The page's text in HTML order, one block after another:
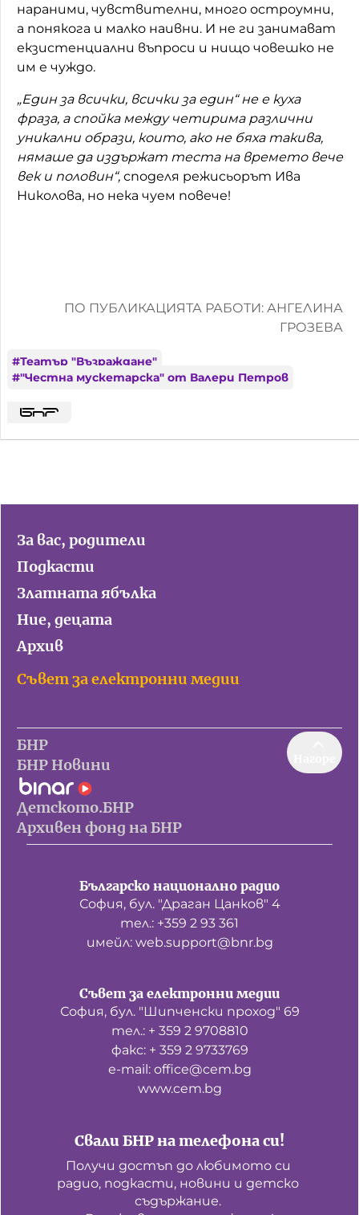
нараними, чувствителни, много остроумни,
а понякога и малко наивни. И не ги занимават
екзистенциални въпроси и нищо човешко не
им е чуждо.
„Един за всички, всички за един“ не е куха
фраза, а спойка между четирима различни
уникални образи, които, ако не бяха такива,
нямаше да издържат теста на времето вече
век и половин“, споделя режисьорът Ива
Николова, но нека чуем повече!
ПО ПУБЛИКАЦИЯТА РАБОТИ: АНГЕЛИНА
ГРОЗЕВА
#Театър "Възраждане"
#"Честна мускетарска" от Валери Петров
За вас, родители
Подкасти
Златната ябълка
Ние, децата
Архив
Съвет за електронни медии
БНР
БНР Новини
Детското.БНР
Архивен фонд на БНР
Българско национално радио
София, бул. "Драган Цанков" 4
тел.: +359 2 93 361
имейл: web.support@bnr.bg
Свали БНР на телефона си!
Получи достъп до любимото си
радио, подкасти, новини и детско
съдържание.
Съвет за електронни медии
София, бул. "Шипченски проход" 69
тел.: + 359 2 9708810
факс: + 359 2 9733769
е-mail: office@cem.bg
www.cem.bg